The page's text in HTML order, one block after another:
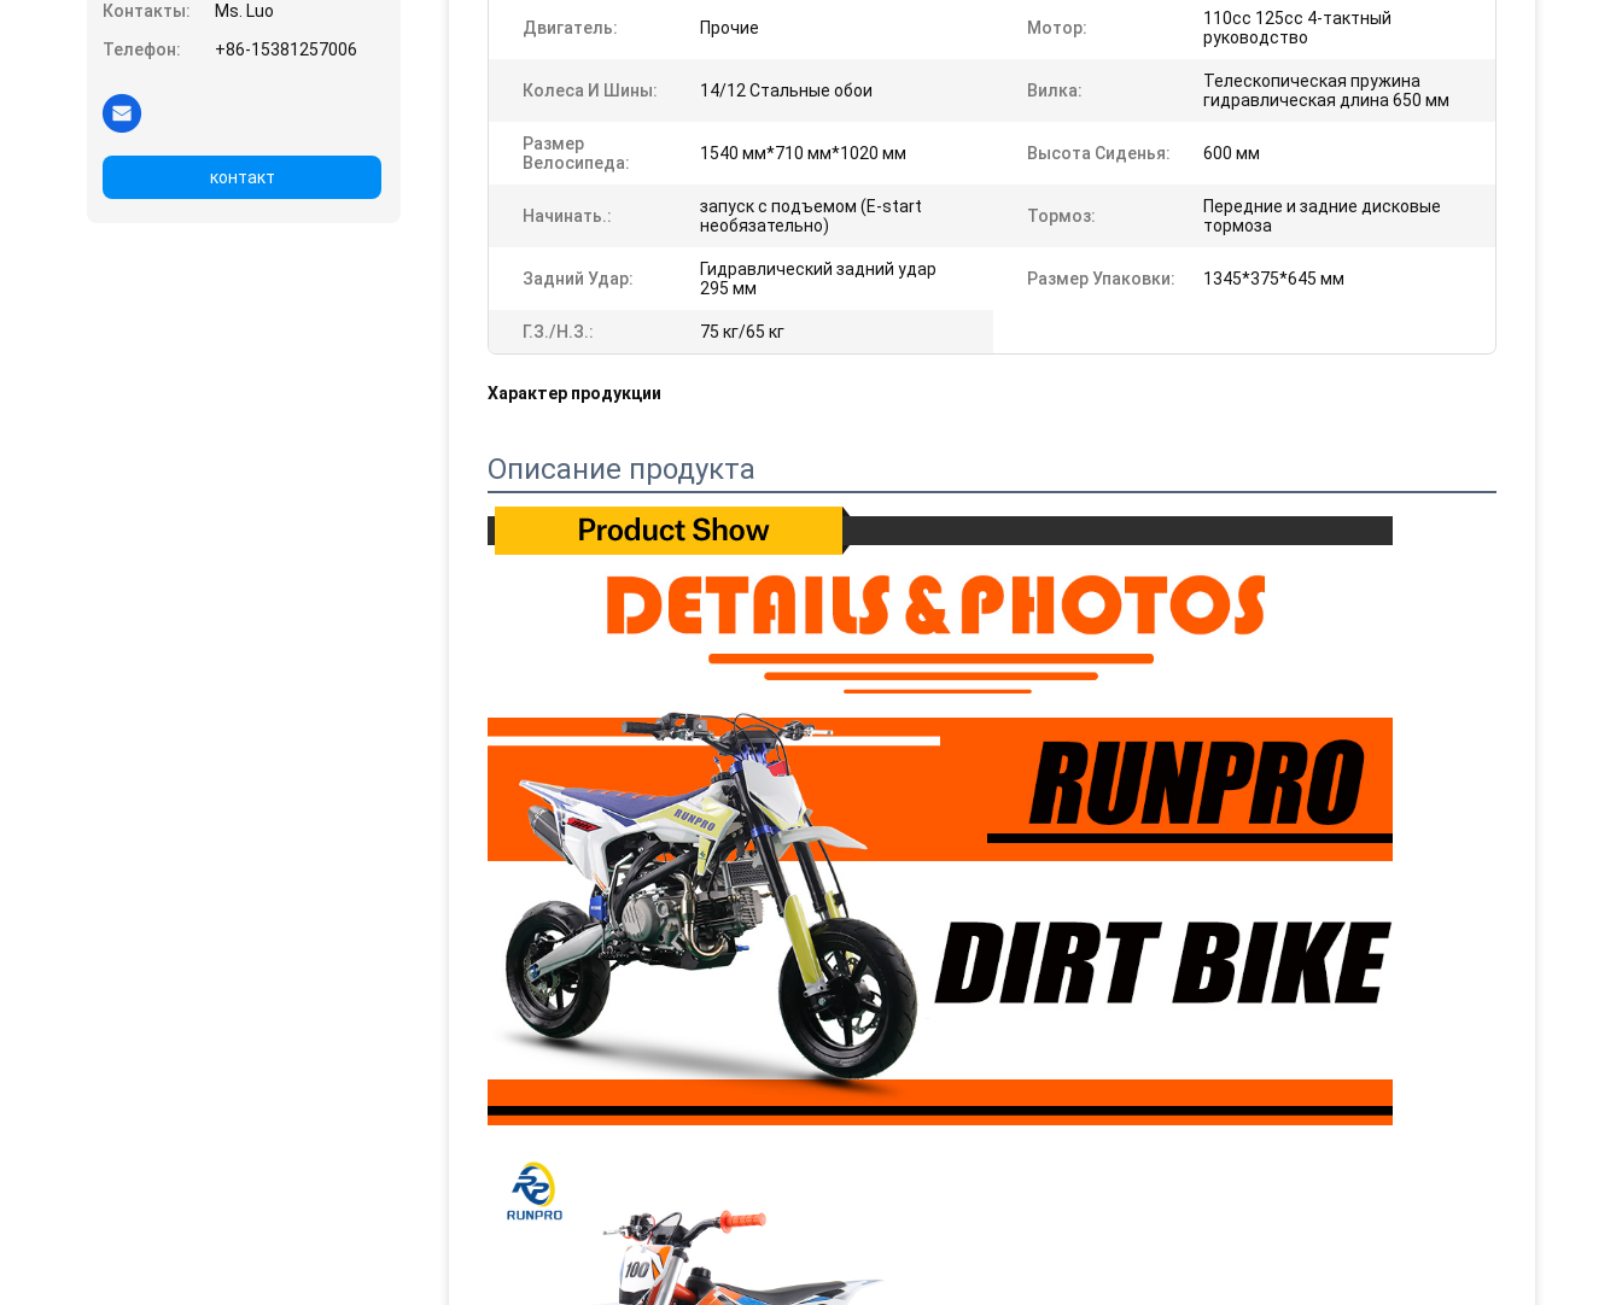
Контакты:
Ms. Luo
Телефон:
+86-15381257006
контакт
Двигатель: Прочие Мотор:
110cc 125cc 4-тактный
руководство
Колеса И Шины: 14/12 Стальные обои Вилка:
Телескопическая пружина
гидравлическая длина 650 мм
Размер
Велосипеда:
1540 мм*710 мм*1020 мм Высота Сиденья: 600 мм
Начинать.:
запуск с подъемом (E-start
необязательно)
Тормоз:
Передние и задние дисковые
тормоза
Задний Удар:
Гидравлический задний удар
295 мм
Размер Упаковки: 1345*375*645 мм
Г.З./Н.З.: 75 кг/65 кг
Характер продукции
Описание продукта